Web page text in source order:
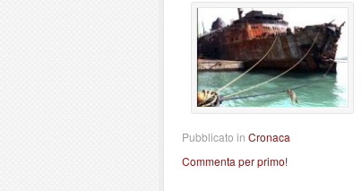
Pubblicato in Cronaca
Commenta per primo!